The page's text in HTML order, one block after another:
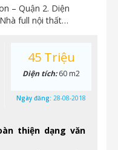
– Quận 2. Diện
full nội thất…
thiện dạng văn
45 Triệu
Diện tích:60 m2
Ngày đăng: 28-08-2018